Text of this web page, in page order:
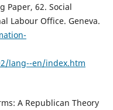
Paper, 62. Social
Labour Office. Geneva.
lang--en/index.htm
A Republican Theory